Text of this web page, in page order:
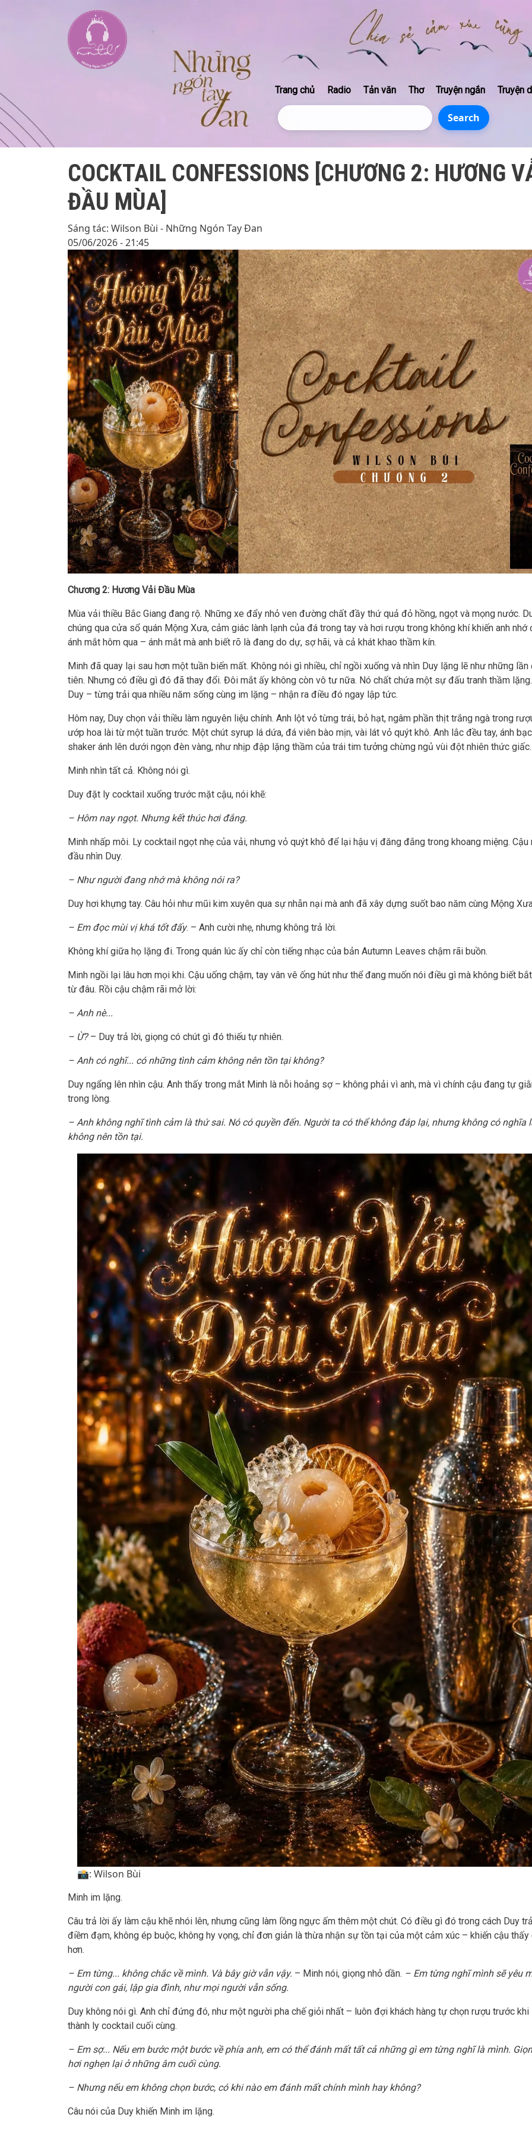
Main navigation
Trang chủ Radio Tản văn Thơ Truyện ngắn Truyện
Search Search
COCKTAIL CONFESSIONS [CHƯƠNG 2: HƯƠNG
ĐẦU MÙA]
Sáng tác: Wilson Bùi - Những Ngón Tay Đan
05/06/2026 - 21:45
Chương 2: Hương Vải Đầu Mùa
Mùa vải thiều Bắc Giang đang rộ. Những xe đẩy nhỏ ven đường chất đầy thứ quả đỏ hồng, ngọt và mọng nước.
chúng qua cửa sổ quán Mộng Xưa, cảm giác lành lạnh của đá trong tay và hơi rượu trong không khí khiến anh nhớ
ánh mắt hôm qua – ánh mắt mà anh biết rõ là đang do dự, sợ hãi, và cả khát khao thầm kín.
Minh đã quay lại sau hơn một tuần biến mất. Không nói gì nhiều, chỉ ngồi xuống và nhìn Duy lặng lẽ như những lần
tiên. Nhưng có điều gì đó đã thay đổi. Đôi mắt ấy không còn vô tư nữa. Nó chất chứa một sự đấu tranh thầm
Duy – từng trải qua nhiều năm sống cùng im lặng – nhận ra điều đó ngay lập tức.
Hôm nay, Duy chọn vải thiều làm nguyên liệu chính. Anh lột vỏ từng trái, bỏ hạt, ngâm phần thịt trắng ngà trong
ướp hoa lài từ một tuần trước. Một chút syrup lá dứa, đá viên bào mịn, vài lát vỏ quýt khô. Anh lắc đều tay, ánh
shaker ánh lên dưới ngọn đèn vàng, như nhịp đập lặng thầm của trái tim tưởng chừng ngủ vùi đột nhiên thức giấc.
Minh nhìn tất cả. Không nói gì.
Duy đặt ly cocktail xuống trước mặt cậu, nói khẽ:
– Hôm nay ngọt. Nhưng kết thúc hơi đắng.
Minh nhấp môi. Ly cocktail ngọt nhẹ của vải, nhưng vỏ quýt khô để lại hậu vị đăng đắng trong khoang miệng. Cậu
đầu nhìn Duy.
– Như người đang nhớ mà không nói ra?
Duy hơi khựng tay. Câu hỏi như mũi kim xuyên qua sự nhẫn nại mà anh đã xây dựng suốt bao năm cùng Mộng
– Em đọc mùi vị khá tốt đấy. – Anh cười nhẹ, nhưng không trả lời.
Không khí giữa họ lặng đi. Trong quán lúc ấy chỉ còn tiếng nhạc của bản Autumn Leaves chậm rãi buồn.
Minh ngồi lại lâu hơn mọi khi. Cậu uống chậm, tay vân vê ống hút như thể đang muốn nói điều gì mà không biết
từ đâu. Rồi cậu chậm rãi mở lời:
– Anh nè...
– Ừ?– Duy trả lời, giọng có chút gì đó thiếu tự nhiên.
– Anh có nghĩ... có những tình cảm không nên tồn tại không?
Duy ngẩng lên nhìn cậu. Anh thấy trong mắt Minh là nỗi hoảng sợ – không phải vì anh, mà vì chính cậu đang tự
trong lòng.
– Anh không nghĩ tình cảm là thứ sai. Nó có quyền đến. Người ta có thể không đáp lại, nhưng không có nghĩa
không nên tồn tại.
📸: Wilson Bùi
Minh im lặng.
Câu trả lời ấy làm cậu khẽ nhói lên, nhưng cũng làm lồng ngực ấm thêm một chút. Có điều gì đó trong cách Duy
điềm đạm, không ép buộc, không hy vọng, chỉ đơn giản là thừa nhận sự tồn tại của một cảm xúc – khiến cậu thấy
hơn.
– Em từng... không chắc về mình. Và bây giờ vẫn vậy. – Minh nói, giọng nhỏ dần. – Em từng nghĩ mình sẽ yêu
người con gái, lập gia đình, như mọi người vẫn sống.
Duy không nói gì. Anh chỉ đứng đó, như một người pha chế giỏi nhất – luôn đợi khách hàng tự chọn rượu trước khi
thành ly cocktail cuối cùng.
– Em sợ... Nếu em bước một bước về phía anh, em có thể đánh mất tất cả những gì em từng nghĩ là mình.
hơi nghẹn lại ở những âm cuối cùng.
– Nhưng nếu em không chọn bước, có khi nào em đánh mất chính mình hay không?
Câu nói của Duy khiến Minh im lặng.